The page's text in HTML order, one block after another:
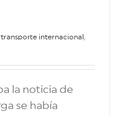
transporte internacional
la noticia de
se había